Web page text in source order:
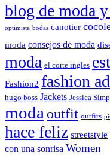
blog de moda
optimista bodas canotier
moda consejos de moda
moda el corte ingles
Fashion2 fashion
hugo boss Jackets Jessica
moda outfit outfits
hace feliz streetstyle
con una sonrisa Women